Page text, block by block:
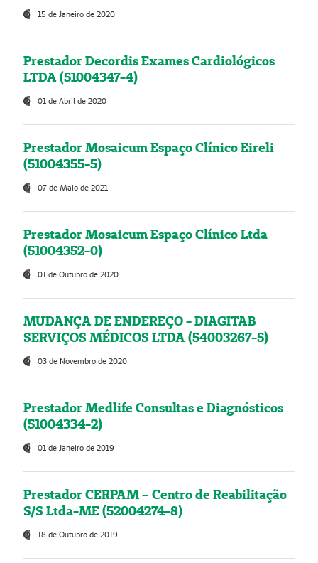
15 de Janeiro de 2020
Prestador Decordis Exames Cardiológicos
LTDA (51004347-4)
01 de Abril de 2020
Prestador Mosaicum Espaço Clínico Eireli
(51004355-5)
07 de Maio de 2021
Prestador Mosaicum Espaço Clínico Ltda
(51004352-0)
01 de Outubro de 2020
MUDANÇA DE ENDEREÇO - DIAGITAB
SERVIÇOS MÉDICOS LTDA (54003267-5)
03 de Novembro de 2020
Prestador Medlife Consultas e Diagnósticos
(51004334-2)
01 de Janeiro de 2019
Prestador CERPAM – Centro de Reabilitação
S/S Ltda-ME (52004274-8)
18 de Outubro de 2019